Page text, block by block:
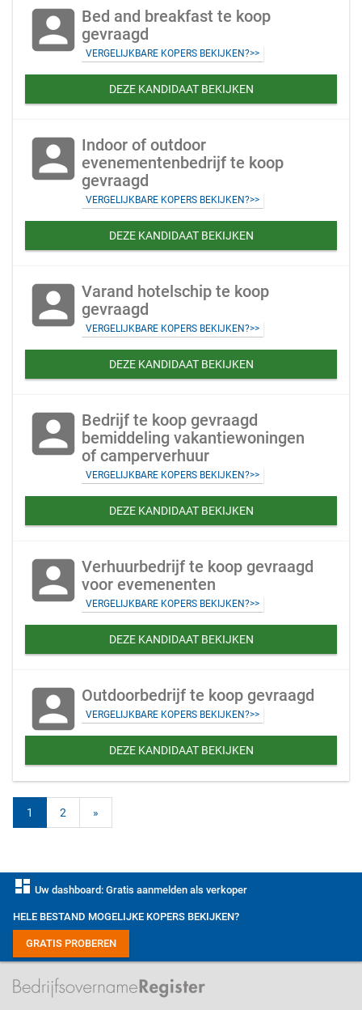
account_box Bed and breakfast te koop
gevraagd
VERGELIJKBARE KOPERS BEKIJKEN?>>
DEZE KANDIDAAT BEKIJKEN
account_box Indoor of outdoor
evenementenbedrijf te koop
gevraagd
VERGELIJKBARE KOPERS BEKIJKEN?>>
DEZE KANDIDAAT BEKIJKEN
account_box Varand hotelschip te koop
gevraagd
VERGELIJKBARE KOPERS BEKIJKEN?>>
DEZE KANDIDAAT BEKIJKEN
account_box Bedrijf te koop gevraagd
bemiddeling vakantiewoningen
of camperverhuur
VERGELIJKBARE KOPERS BEKIJKEN?>>
DEZE KANDIDAAT BEKIJKEN
account_box Verhuurbedrijf te koop gevraagd
voor evemenenten
VERGELIJKBARE KOPERS BEKIJKEN?>>
DEZE KANDIDAAT BEKIJKEN
account_box Outdoorbedrijf te koop gevraagd
VERGELIJKBARE KOPERS BEKIJKEN?>>
DEZE KANDIDAAT BEKIJKEN
1 2 »
dashboard Uw dashboard: Gratis aanmelden als verkoper
HELE BESTAND MOGELIJKE KOPERS BEKIJKEN?
GRATIS PROBEREN